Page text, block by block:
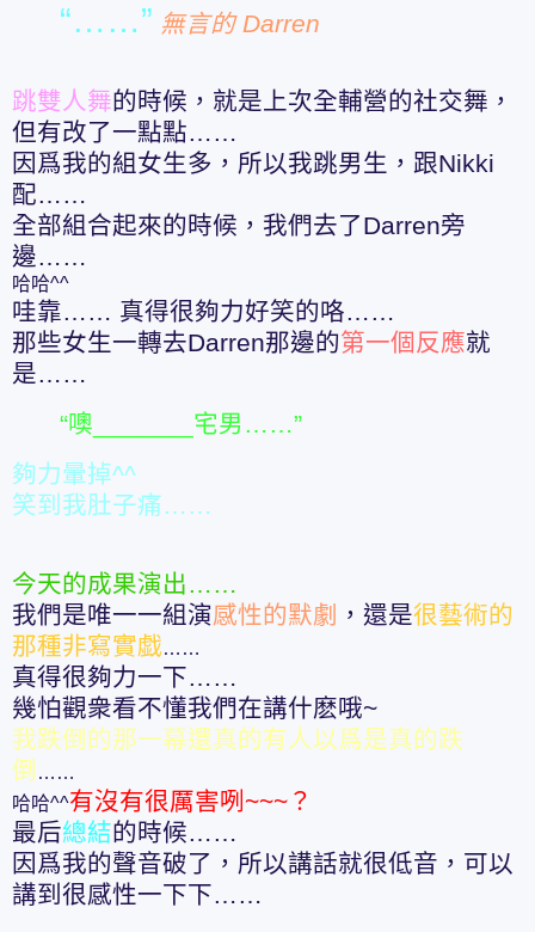
“……” 無言的 Darren
跳雙人舞的時候，就是上次全輔營的社交舞，
但有改了一點點……
因爲我的組女生多，所以我跳男生，跟Nikki
配……
全部組合起來的時候，我們去了Darren旁
邊……
哈哈^^
哇靠…… 真得很夠力好笑的咯……
那些女生一轉去Darren那邊的第一個反應就
是……
“噢_______宅男……”
夠力暈掉^^
笑到我肚子痛……
今天的成果演出……
我們是唯一一組演感性的默劇 ，還是很藝術的
那種非寫實戯……
真得很夠力一下……
幾怕觀衆看不懂我們在講什麽哦~
我跌倒的那一幕還真的有人以爲是真的跌
倒 ……
哈哈^^有沒有很厲害咧~~~？
最后總結的時候……
因爲我的聲音破了，所以講話就很低音，可以
講到很感性一下下……